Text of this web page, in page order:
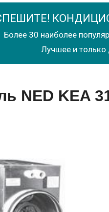
Более 30 наиболее
Лучшее и только
NED KEA